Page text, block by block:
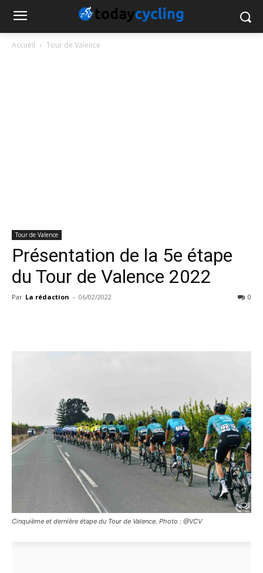
Accueil Tour de Valence
Tour de Valence
Présentation de la 5e étape
du Tour de Valence 2022
Par La rédaction - 06/02/2022 0
Cinquième et dernière étape du Tour de Valence. Photo : @VCV